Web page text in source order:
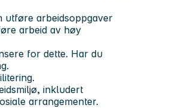
utføre arbeidsoppgaver
arbeid av høy
for dette. Har du
inkludert
arrangementer.